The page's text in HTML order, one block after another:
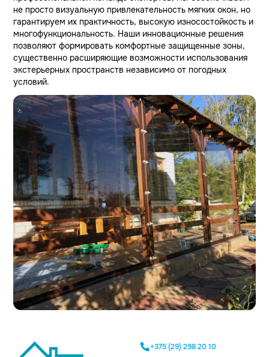
не просто визуальную привлекательность мягких окон, но
гарантируем их практичность, высокую износостойкость и
многофункциональность. Наши инновационные решения
позволяют формировать комфортные защищенные зоны,
существенно расширяющие возможности использования
экстерьерных пространств независимо от погодных
условий.
+375 (29) 298 20 10